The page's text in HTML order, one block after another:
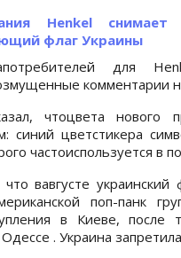
Henkel
флаг Украины
для
комментарии
чтоцвета нового
синий цветстикера
частоиспользуется в
вавгусте украинский
поп-панк
в Киеве, после
. Украина